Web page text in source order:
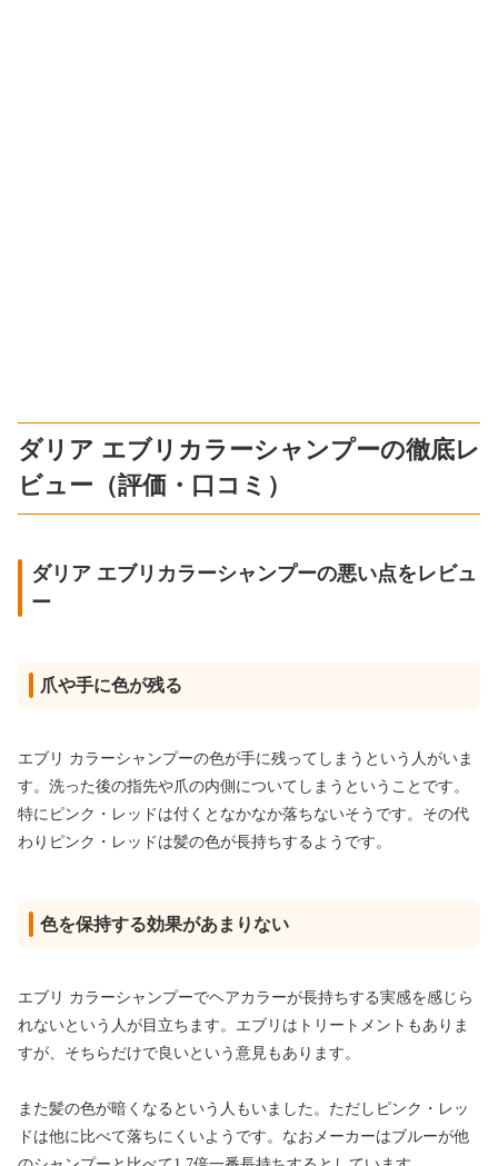
ダリア エブリカラーシャンプーの徹底レ
ビュー（評価・口コミ）
ダリア エブリカラーシャンプーの悪い点をレビュ
ー
爪や手に色が残る
エブリ カラーシャンプーの色が手に残ってしまうという人がいま
す。洗った後の指先や爪の内側についてしまうということです。
特にピンク・レッドは付くとなかなか落ちないそうです。その代
わりピンク・レッドは髪の色が長持ちするようです。
色を保持する効果があまりない
エブリ カラーシャンプーでヘアカラーが長持ちする実感を感じら
れないという人が目立ちます。エブリはトリートメントもありま
すが、そちらだけで良いという意見もあります。
また髪の色が暗くなるという人もいました。ただしピンク・レッ
ドは他に比べて落ちにくいようです。なおメーカーはブルーが他